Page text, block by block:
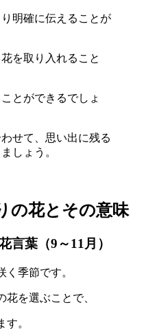
明確に伝えることが
を取り入れること
とができるでしょ
せて、思い出に残る
しょう。
の花とその意味
言葉（9～11月）
季節です。
を選ぶことで、
。